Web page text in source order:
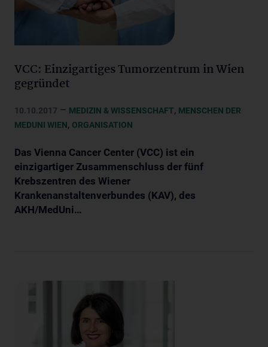
VCC: Einzigartiges Tumorzentrum in Wien
gegründet
10.10.2017 – MEDIZIN & WISSENSCHAFT, MENSCHEN DER
MEDUNI WIEN, ORGANISATION
Das Vienna Cancer Center (VCC) ist ein
einzigartiger Zusammenschluss der fünf
Krebszentren des Wiener
Krankenanstaltenverbundes (KAV), des
AKH/MedUni…